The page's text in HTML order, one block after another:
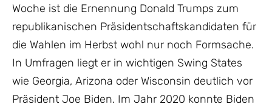
Woche ist die Ernennung Donald Trumps zum
republikanischen Präsidentschaftskandidaten für
die Wahlen im Herbst wohl nur noch Formsache.
In Umfragen liegt er in wichtigen Swing States
wie Georgia, Arizona oder Wisconsin deutlich vor
Präsident Joe Biden. Im Jahr 2020 konnte Biden